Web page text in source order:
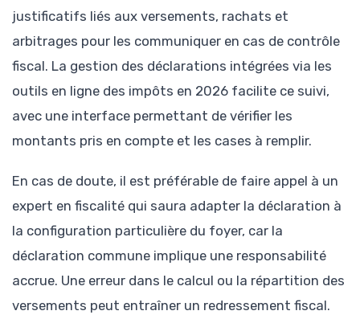
justificatifs liés aux versements, rachats et
arbitrages pour les communiquer en cas de contrôle
fiscal. La gestion des déclarations intégrées via les
outils en ligne des impôts en 2026 facilite ce suivi,
avec une interface permettant de vérifier les
montants pris en compte et les cases à remplir.
En cas de doute, il est préférable de faire appel à un
expert en fiscalité qui saura adapter la déclaration à
la configuration particulière du foyer, car la
déclaration commune implique une responsabilité
accrue. Une erreur dans le calcul ou la répartition des
versements peut entraîner un redressement fiscal.